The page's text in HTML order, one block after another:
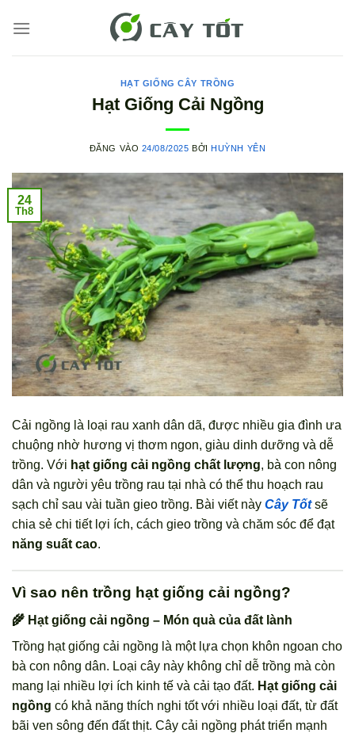
qua
HẠT GIỐNG CÂY TRỒNG
Hạt Giống Cải Ngồng
ĐĂNG VÀO 24/08/2025 BỞIHUỲNH YÊN
24
Th8
Cải ngồng là loại rau xanh dân dã, được nhiều gia đình ưa
chuộng nhờ hương vị thơm ngon, giàu dinh dưỡng và dễ
trồng. Với hạt giống cải ngồng chất lượng, bà con nông
dân và người yêu trồng rau tại nhà có thể thu hoạch rau
sạch chỉ sau vài tuần gieo trồng. Bài viết này Cây Tốtsẽ
chia sẻ chi tiết lợi ích, cách gieo trồng và chăm sóc để đạt
năng suất cao.
Vì sao nên trồng hạt giống cải ngồng?
🌾 Hạt giống cải ngồng – Món quà của đất lành
Trồng hạt giống cải ngồng là một lựa chọn khôn ngoan cho
bà con nông dân. Loại cây này không chỉ dễ trồng mà còn
mang lại nhiều lợi ích kinh tế và cải tạo đất. Hạt giống cải
ngồng có khả năng thích nghi tốt với nhiều loại đất, từ đất
bãi ven sông đến đất thịt. Cây cải ngồng phát triển mạnh